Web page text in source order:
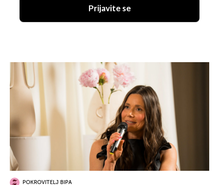
Prijavite se
POKROVITELJ BIPA